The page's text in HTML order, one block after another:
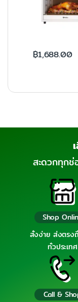
฿1,688.00
สะดวกทุกช่
Shop
สั่งง่าย ส่งตรง
ทั่วประเทศ
Call &